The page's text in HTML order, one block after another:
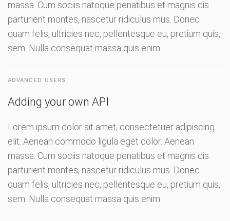
massa. Cum sociis natoque penatibus et magnis dis
parturient montes, nascetur ridiculus mus. Donec
quam felis, ultricies nec, pellentesque eu, pretium quis,
sem. Nulla consequat massa quis enim.
ADVANCED USERS
Adding your own API
Lorem ipsum dolor sit amet, consectetuer adipiscing
elit. Aenean commodo ligula eget dolor. Aenean
massa. Cum sociis natoque penatibus et magnis dis
parturient montes, nascetur ridiculus mus. Donec
quam felis, ultricies nec, pellentesque eu, pretium quis,
sem. Nulla consequat massa quis enim.